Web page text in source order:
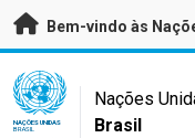
Saltar para conteúdo
Bem-vindo às
UN Logo
NAÇÕES UNIDAS
BRASIL
Nações
Brasil